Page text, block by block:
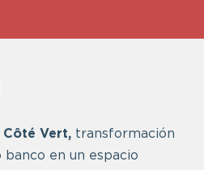
Côté Vert,transformación
banco en un espacio